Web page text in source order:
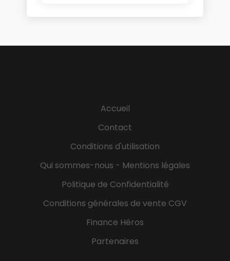
Accueil
Contact
Conditions d'utilisation
Qui sommes-nous - Mentions légales
Politique de Confidentialité
Conditions générales de vente CGV
Finance Héros
Partenaires